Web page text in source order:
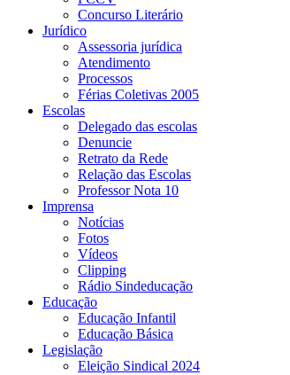
Concurso Literário
Jurídico
Assessoria jurídica
Atendimento
Processos
Férias Coletivas 2005
Escolas
Delegado das escolas
Denuncie
Retrato da Rede
Relação das Escolas
Professor Nota 10
Imprensa
Notícias
Fotos
Vídeos
Clipping
Rádio Sindeducação
Educação
Educação Infantil
Educação Básica
Legislação
Eleição Sindical 2024